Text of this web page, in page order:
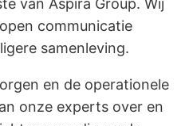
van Aspira Group. Wij
communicatie
samenleving.
en de operationele
onze experts over en